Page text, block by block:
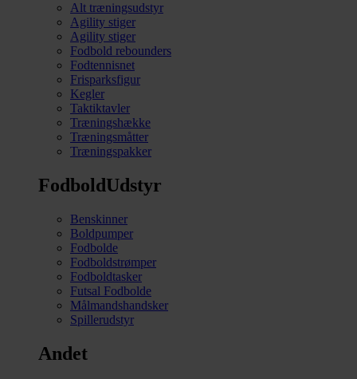
Alt træningsudstyr
Agility stiger
Agility stiger
Fodbold rebounders
Fodtennisnet
Frisparksfigur
Kegler
Taktiktavler
Træningshække
Træningsmåtter
Træningspakker
FodboldUdstyr
Benskinner
Boldpumper
Fodbolde
Fodboldstrømper
Fodboldtasker
Futsal Fodbolde
Målmandshandsker
Spillerudstyr
Andet